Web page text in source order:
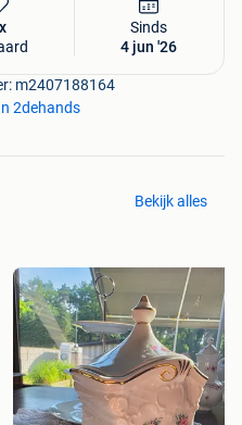
Sinds
4 jun '26
m2407188164
2dehands
Bekijk alles